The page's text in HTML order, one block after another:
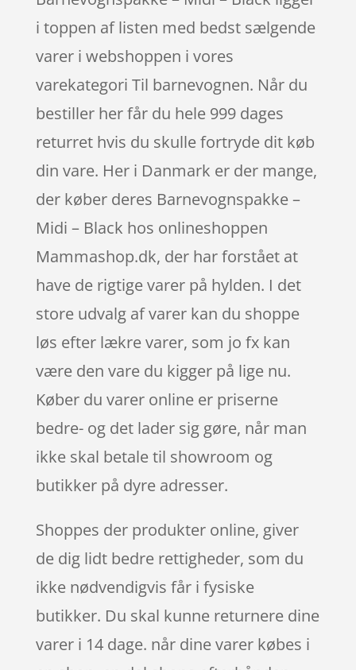
i toppen af listen med bedst sælgende
varer i webshoppen i vores
varekategori Til barnevognen. Når du
bestiller her får du hele 999 dages
returret hvis du skulle fortryde dit køb
din vare. Her i Danmark er der mange,
der køber deres Barnevognspakke –
Midi – Black hos onlineshoppen
Mammashop.dk, der har forstået at
have de rigtige varer på hylden. I det
store udvalg af varer kan du shoppe
løs efter lækre varer, som jo fx kan
være den vare du kigger på lige nu.
Køber du varer online er priserne
bedre- og det lader sig gøre, når man
ikke skal betale til showroom og
butikker på dyre adresser.
Shoppes der produkter online, giver
de dig lidt bedre rettigheder, som du
ikke nødvendigvis får i fysiske
butikker. Du skal kunne returnere dine
varer i 14 dage. når dine varer købes i